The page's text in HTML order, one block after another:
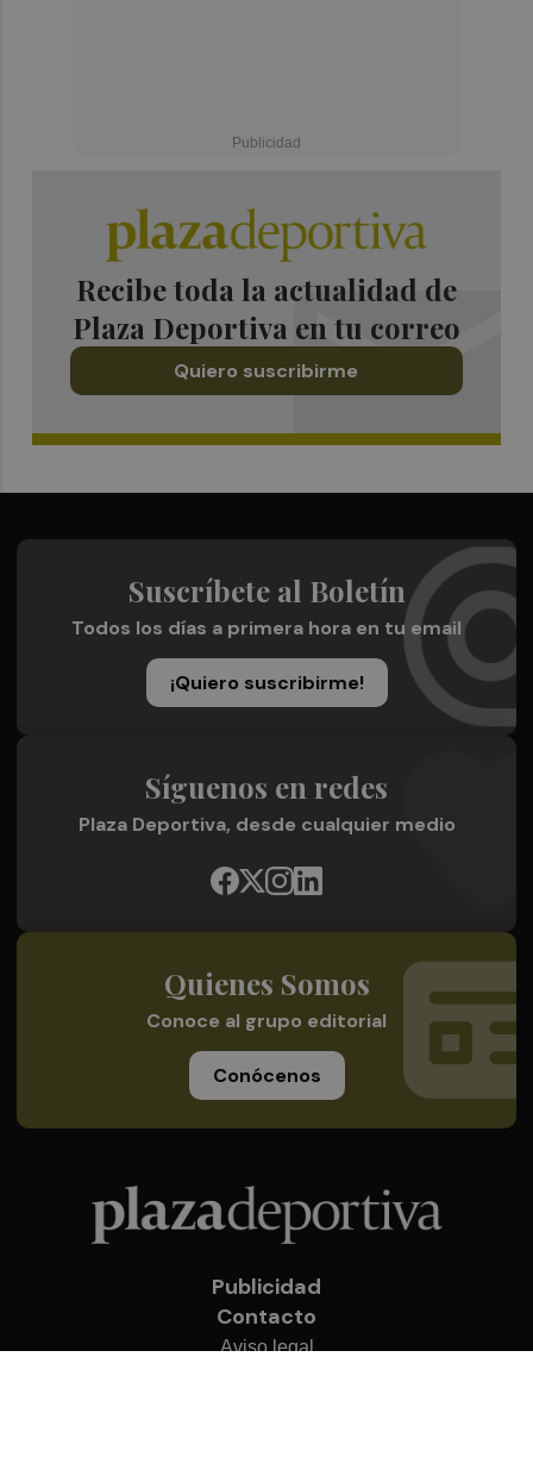
Recibe toda la actualidad de
Plaza Deportiva en tu correo
Quiero suscribirme
Suscríbete al Boletín
Todos los días a primera hora en tu email
¡Quiero suscribirme!
Síguenos en redes
Plaza Deportiva, desde cualquier medio
Quienes Somos
Conoce al grupo editorial
Conócenos
Publicidad
Contacto
Aviso legal